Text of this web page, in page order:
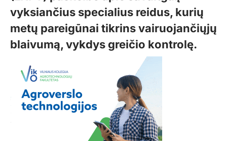
vyksiančius specialius reidus, kurių
metų pareigūnai tikrins vairuojančiųjų
blaivumą, vykdys greičio kontrolę.